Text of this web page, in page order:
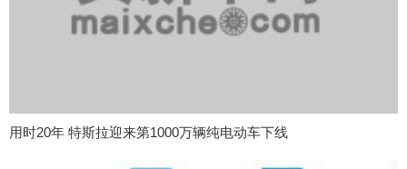
用时20年 特斯拉迎来第1000万辆纯电动车下线